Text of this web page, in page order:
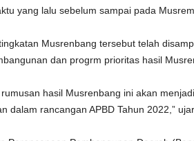
yang lalu sebelum sampai pada
Musrenbang tersebut telah
dan progrm prioritas hasil
rumusan hasil Musrenbang ini akan
dalam rancangan APBD Tahun 2022,”